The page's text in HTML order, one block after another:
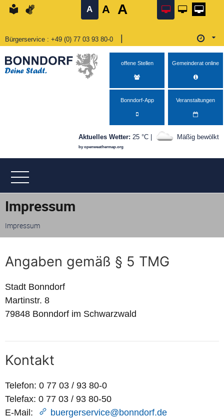
Bedienhilfe öffnen
Suche starten
Menü öffnen
zum Inhalt
zurück zum Seitenanfang
zu den Kontaktinformationen
zurück zur Startseite
Bürgerservice Telefon
: +49 (0) 77 03 93 80-0
Öffnungszeiten Montag von 08:00–12:00 Uhr und
A A A
offene Stellen Gemeinderat online
Bonndorf-App Veranstaltungen
by openweathermap.org
Aktuelles Wetter: 25 °C | Mäßig bewölkt
Impressum
Impressum
Angaben gemäß § 5 TMG
Stadt Bonndorf
Martinstr. 8
79848 Bonndorf im Schwarzwald
Kontakt
Telefon: 0 77 03 / 93 80-0
Telefax: 0 77 03 / 93 80-50
E-Mail:
buergerservice@bonndorf.de